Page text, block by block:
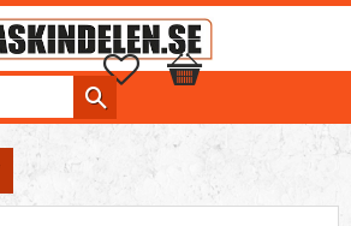
Favoritter
Handlekurv